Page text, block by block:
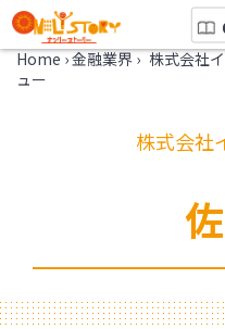
Home ›金融業界 › 株式会社
ュー
株式会社